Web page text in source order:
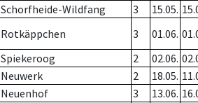
Schorfheide-Wildfang 3 15.05.
Rotkäppchen 3 01.06.
Spiekeroog 2 02.06.
Neuwerk 2 18.05.
Neuenhof 3 13.06.